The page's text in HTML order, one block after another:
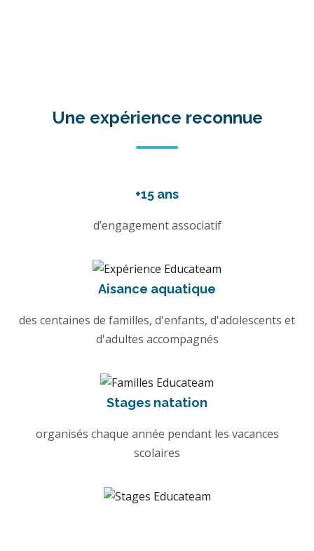
Une expérience reconnue
+15 ans
d’engagement associatif
Aisance aquatique
des centaines de familles, d'enfants, d'adolescents et
d'adultes accompagnés
Stages natation
organisés chaque année pendant les vacances
scolaires